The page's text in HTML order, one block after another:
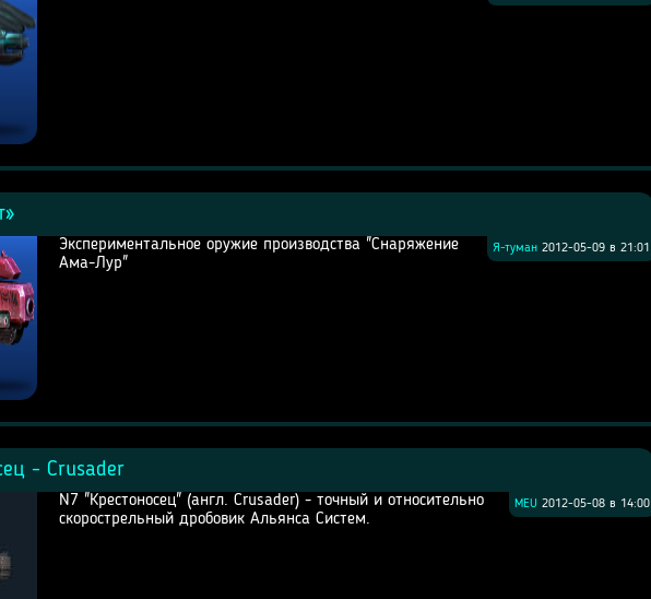
Я-туман 2012-05-09 в 21:01
Экспериментальное оружие производства "Снаряжение
Ама-Лур"
- Crusader
MEU 2012-05-08 в 14:00
N7 "Крестоносец" (англ. Crusader) - точный и относительно
скорострельный дробовик Альянса Систем.